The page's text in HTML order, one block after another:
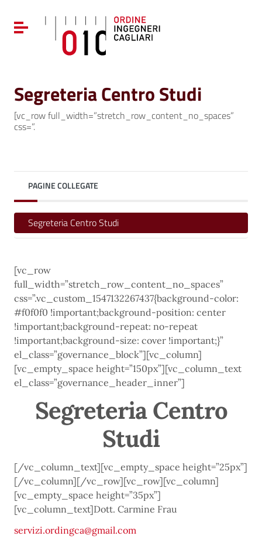
Vai al menu di navigazione
Vai al footer
Attiva / disattiva la navigazione
Segreteria Centro Studi
[vc_row full_width=”stretch_row_content_no_spaces”
css=”.
PAGINE COLLEGATE
Segreteria Centro Studi
[vc_row
full_width=”stretch_row_content_no_spaces”
css=”.vc_custom_1547132267437{background-color:
#f0f0f0 !important;background-position: center
!important;background-repeat: no-repeat
!important;background-size: cover !important;}”
el_class=”governance_block”][vc_column]
[vc_empty_space height=”150px”][vc_column_text
el_class=”governance_header_inner”]
Segreteria Centro
Studi
[/vc_column_text][vc_empty_space height=”25px”]
[/vc_column][/vc_row][vc_row][vc_column]
[vc_empty_space height=”35px”]
[vc_column_text]Dott. Carmine Frau
servizi.ordingca@gmail.com